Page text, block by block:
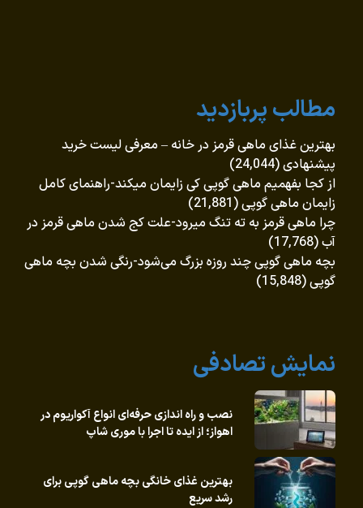
مطالب پربازدید
بهترین غذای ماهی قرمز در خانه – معرفی لیست خرید
پیشنهادی(24,044)
از کجا بفهمیم ماهی گوپی کی زایمان میکند-راهنمای کامل
زایمان ماهی گوپی(21,881)
چرا ماهی قرمز به ته تنگ میرود-علت کج شدن ماهی قرمز در
آب(17,768)
بچه ماهی گوپی چند روزه بزرگ می‌شود-رنگی شدن بچه ماهی
گوپی(15,848)
نمایش تصادفی
نصب و راه‌ اندازی حرفه‌ای انواع آکواریوم در
اهواز؛ از ایده تا اجرا با موری شاپ
بهترین غذای خانگی بچه ماهی گوپی برای
رشد سریع